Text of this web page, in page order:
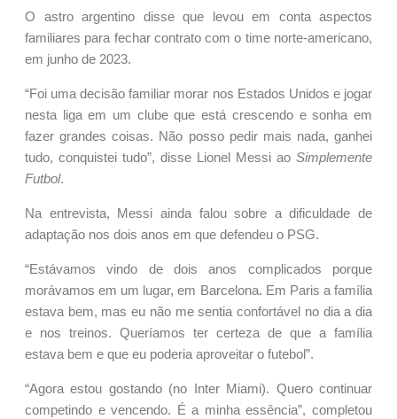
O astro argentino disse que levou em conta aspectos
familiares para fechar contrato com o time norte-americano,
em junho de 2023.
“Foi uma decisão familiar morar nos Estados Unidos e jogar
nesta liga em um clube que está crescendo e sonha em
fazer grandes coisas. Não posso pedir mais nada, ganhei
tudo, conquistei tudo”, disse Lionel Messi ao Simplemente
Futbol.
Na entrevista, Messi ainda falou sobre a dificuldade de
adaptação nos dois anos em que defendeu o PSG.
“Estávamos vindo de dois anos complicados porque
morávamos em um lugar, em Barcelona. Em Paris a família
estava bem, mas eu não me sentia confortável no dia a dia
e nos treinos. Queríamos ter certeza de que a família
estava bem e que eu poderia aproveitar o futebol”.
“Agora estou gostando (no Inter Miami). Quero continuar
competindo e vencendo. É a minha essência”, completou